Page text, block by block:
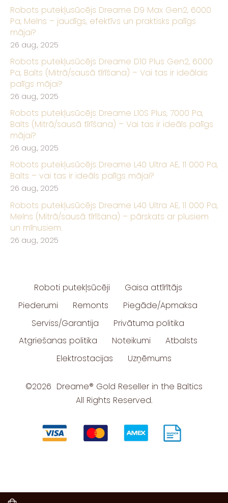
Robots putekļusūcējs Dreame D9 Max Gen2, 6000
Pa, Melns – jaudīgs, efektīvs un praktisks palīgs
mājai?
26 aug., 2025
Robots putekļusūcējs Dreame D10 Plus Gen2, 6000
Pa, Balts (Mitrā/sausā tīrīšana) – Vai tas ir ideālais
palīgs mājai?
26 aug., 2025
Robots putekļusūcējs Dreame L10S Plus, 7000 Pa,
Balts (Mitrā/sausā tīrīšana) – Vai tas ir ideāls palīgs
mājai?
26 aug., 2025
Robots putekļusūcējs Dreame L40 Ultra AE, 11 000 Pa,
Balts – vai tas ir ideāls palīgs mājai?
26 aug., 2025
Robots putekļusūcējs Dreame L40 Ultra AE, 11 000 Pa,
Melns (Mitrā/sausā tīrīšana) – pārskats ar plusiem
un mīnusiem.
26 aug., 2025
Roboti putekļsūcēji
Gaisa attīrītājs
Piederumi
Remonts
Piegāde/Apmaksa
Serviss/Garantija
Privātuma politika
Atgriešanas politika
Noteikumi
Atbalsts
Elektrostacijas
Uzņēmums
©2026 Dreame® Gold Reseller in the Baltics
All Rights Reserved.